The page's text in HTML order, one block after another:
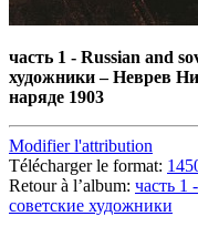
часть 1 - Russian and
художники–Неврев
наряде 1903
Modifier l'attribution
Télécharger le format:
Retour à l’album: часть 1
советские художники